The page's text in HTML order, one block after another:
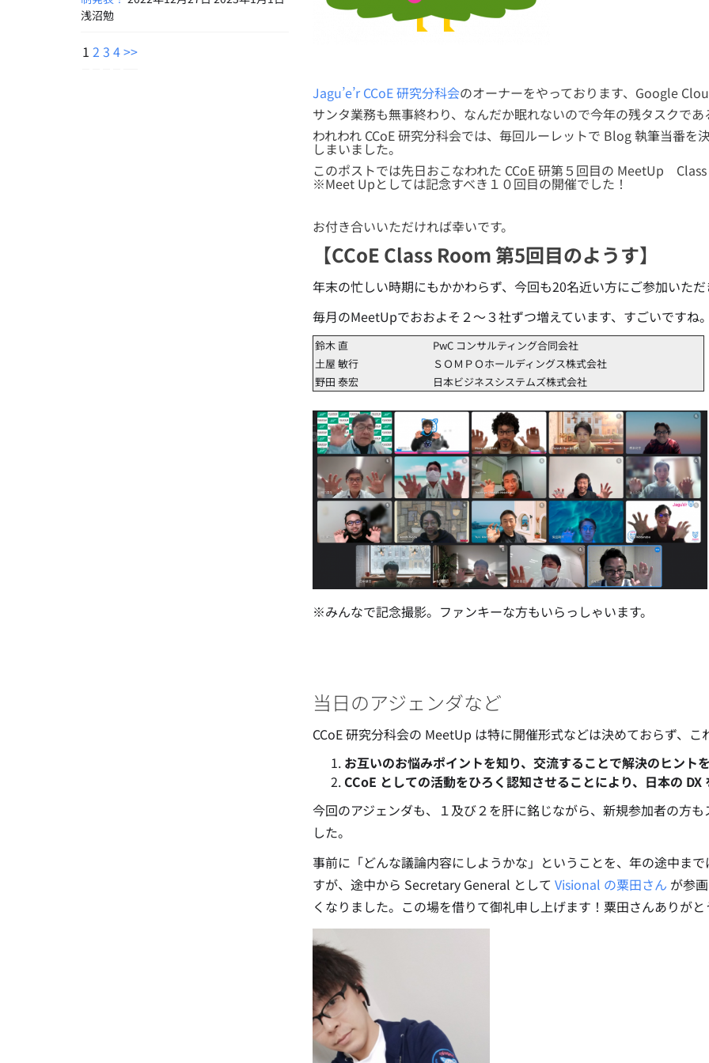
浅沼勉
1 2 3 4>>
Jagu’e’r CCoE 研究分科会のオーナーをやっております、Google
サンタ業務も無事終わり、なんだか眠れないので今年の残タスクで
われわれ CCoE 研究分科会では、毎回ルーレットで Blog 執筆当番
しまいました。
このポストでは先日おこなわれた CCoE 研第５回目の MeetUp
※Meet Upとしては記念すべき１０回目の開催でした！
お付き合いいただければ幸いです。
【CCoE Class Room 第5回目のようす】
年末の忙しい時期にもかかわらず、今回も20名近い方にご参加いた
毎月のMeetUpでおおよそ２〜３社ずつ増えています、すごいですね
鈴木 直
PwC コンサルティング合同会社
土屋 敏行
ＳＯＭＰＯホールディングス株式会社
野田 泰宏
日本ビジネスシステムズ株式会社
※みんなで記念撮影。ファンキーな方もいらっしゃいます。
当日のアジェンダなど
CCoE 研究分科会の MeetUp は特に開催形式などは決めておらず、
お互いのお悩みポイントを知り、交流することで解決のヒント
CCoE としての活動をひろく認知させることにより、日本の DX
今回のアジェンダも、１及び２を肝に銘じながら、新規参加者の方
した。
事前に「どんな議論内容にしようかな」ということを、年の途中ま
すが、途中から Secretary General として Visional の粟田さん が参
くなりました。この場を借りて御礼申し上げます！粟田さんありがと